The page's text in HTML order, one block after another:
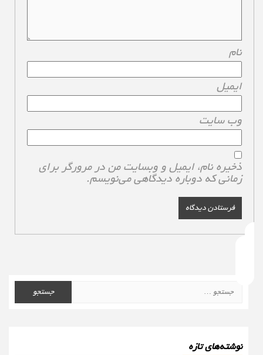
نام*
ایمیل*
وب‌ سایت
ذخیره نام، ایمیل و وبسایت من در مرورگر برای
زمانی که دوباره دیدگاهی می‌نویسم.
جستجو
برای:
نوشته‌های تازه